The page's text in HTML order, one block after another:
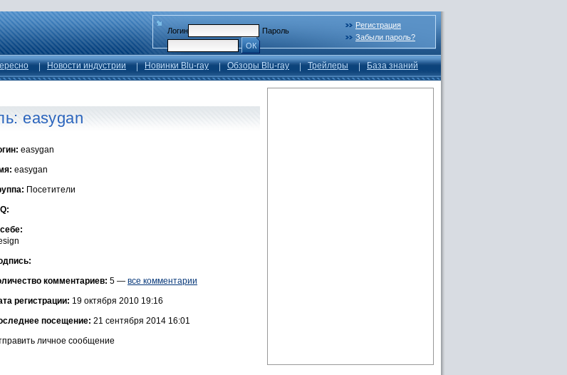
Логин
Пароль
ОК
Регистрация
Забыли пароль?
Новости индустрии Новинки Blu-ray Обзоры Blu-ray Трейлеры База знаний
easygan
easygan
easygan
Посетители
комментариев: 5 — все комментарии
регистрации: 19 октября 2010 19:16
посещение: 21 сентября 2014 16:01
личное сообщение